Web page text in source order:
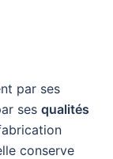
par ses
ses qualités
conserve